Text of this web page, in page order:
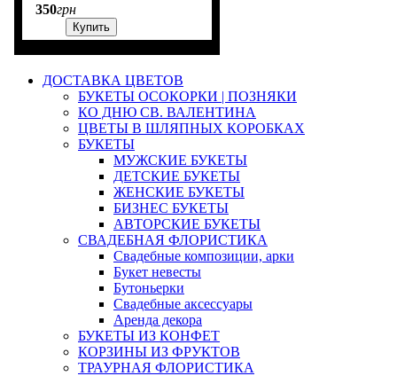
350грн
Купить
ДОСТАВКА ЦВЕТОВ
БУКЕТЫ ОСОКОРКИ | ПОЗНЯКИ
КО ДНЮ СВ. ВАЛЕНТИНА
ЦВЕТЫ В ШЛЯПНЫХ КОРОБКАХ
БУКЕТЫ
МУЖСКИЕ БУКЕТЫ
ДЕТСКИЕ БУКЕТЫ
ЖЕНСКИЕ БУКЕТЫ
БИЗНЕС БУКЕТЫ
АВТОРСКИЕ БУКЕТЫ
СВАДЕБНАЯ ФЛОРИСТИКА
Свадебные композиции, арки
Букет невесты
Бутоньерки
Свадебные аксессуары
Аренда декора
БУКЕТЫ ИЗ КОНФЕТ
КОРЗИНЫ ИЗ ФРУКТОВ
ТРАУРНАЯ ФЛОРИСТИКА